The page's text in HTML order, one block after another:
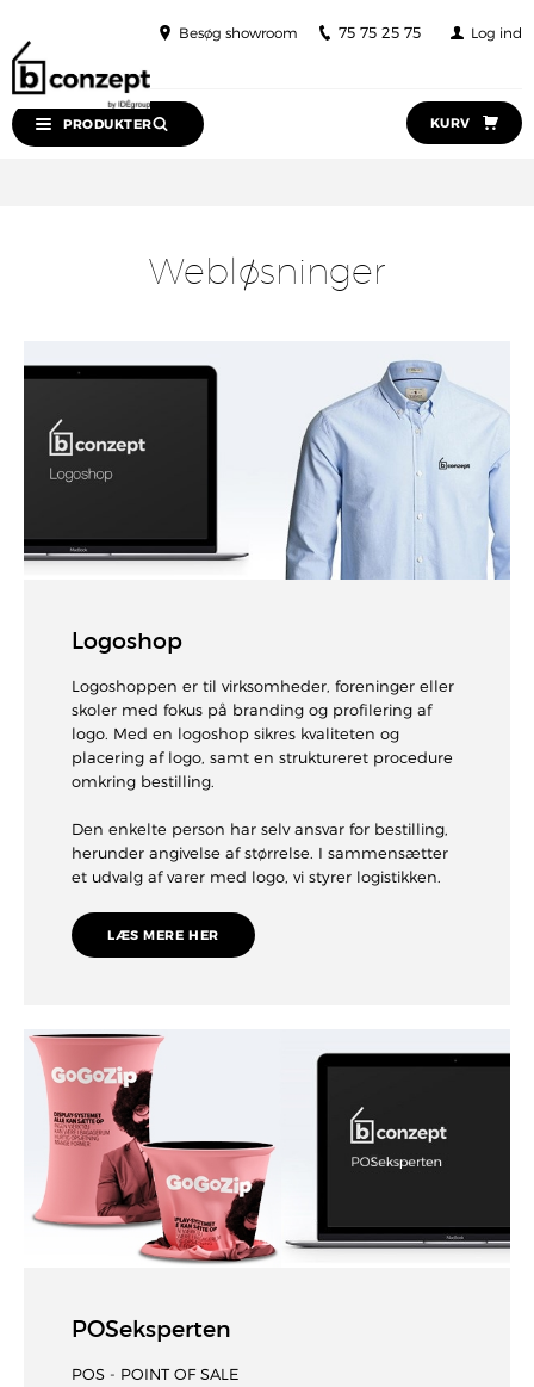
Besøg showroom 75 75 25 75 Log ind
PRODUKTER KURV
Webløsninger
Logoshop
Logoshoppen er til virksomheder, foreninger eller
skoler med fokus på branding og profilering af
logo. Med en logoshop sikres kvaliteten og
placering af logo, samt en struktureret procedure
omkring bestilling.
Den enkelte person har selv ansvar for bestilling,
herunder angivelse af størrelse. I sammensætter
et udvalg af varer med logo, vi styrer logistikken.
LÆS MERE HER
POSeksperten
POS - POINT OF SALE